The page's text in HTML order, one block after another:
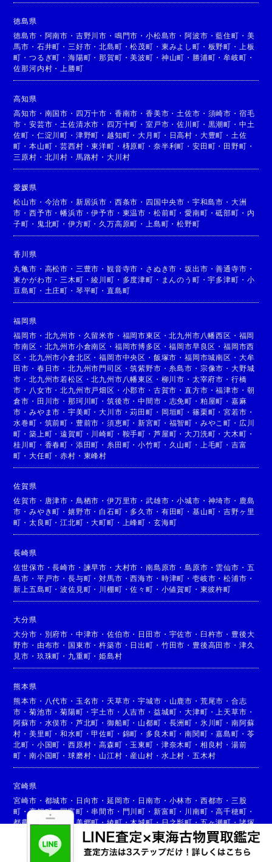
徳島県
徳島市 ・ 阿南市 ・ 吉野川市 ・ 鳴門市 ・小松島市 ・阿波市 ・藍住町 ・ 美
馬市 ・ 石井町 ・ 三好市 ・北島町 ・松茂町 ・ 東みよし町 ・ 板野町 ・
上板
町 ・つるぎ町 ・海陽町 ・那賀町 ・美波町 ・ 神山町 ・ 勝浦町 ・牟岐町 ・
佐那河内村 ・ 上勝町
高知県
高知市 ・ 南国市 ・ 四万十市 ・ 香南市 ・香美市 ・ 土佐市 ・ 須崎市 ・ 宿毛
市 ・安芸市 ・ 土佐清水市 ・ 四万十町 ・室戸市 ・佐川町 ・ 黒潮町 ・ 中土
佐町 ・ 仁淀川町 ・ 津野町 ・ 越知町 ・大月町 ・ 日高村 ・ 大豊町 ・ 土佐
町 ・本山町 ・芸西村 ・東洋町 ・ 梼原町 ・ 奈半利町 ・ 安田町 ・ 田野町 ・
三原村 ・ 北川村 ・ 馬路村 ・大川村
愛媛県
松山市 ・ 今治市 ・ 新居浜市 ・ 西条市 ・ 四国中央市 ・ 宇和島市 ・ 大洲
市 ・西予市 ・幡浜市 ・伊予市 ・ 東温市 ・ 松前町 ・愛南町 ・砥部町 ・ 内
子町 ・ 鬼北町 ・伊方町 ・ 久万高原町 ・ 上島町 ・松野町
香川県
丸亀市 ・ 高松市 ・ 三豊市 ・観音寺市 ・ さぬき市 ・坂出市 ・善通寺市 ・
東かがわ市 ・ 三木町 ・綾川町 ・ 多度津町 ・ まんのう町 ・宇多津町 ・ 小
豆島町 ・ 土庄町 ・ 琴平町 ・直島町
福岡県
福岡市 ・ 北九州市 ・ 久留米市 ・ 福岡市東区 ・北九州市八幡西区 ・ 福岡
市南区 ・ 北九州市小倉南区 ・ 福岡市博多区 ・福岡市早良区 ・福岡市西
区 ・北九州市小倉北区 ・福岡市中央区 ・ 飯塚市 ・福岡市城南区 ・ 大牟
田市 ・ 春日市 ・北九州市門司区 ・筑紫野市 ・ 糸島市 ・ 宗像市 ・ 大野城
市 ・北九州市若松区 ・北九州市八幡東区 ・ 柳川市 ・ 太宰府市 ・ 行橋
市 ・ 八女市 ・北九州市戸畑区 ・ 小郡市 ・ 古賀市 ・直方市 ・福津市 ・ 朝
倉市 ・ 田川市 ・那珂川町 ・筑後市 ・中間市 ・ 志免町 ・ 粕屋町 ・ 嘉麻
市 ・みやま市 ・宇美町 ・大川市 ・苅田町 ・ 岡垣町 ・ 篠栗町 ・宮若市 ・
水巻町 ・ 筑前町 ・ 豊前市 ・須恵町 ・新宮町 ・ 福智町 ・ みやこ町 ・ 広川
町 ・築上町 ・遠賀町 ・ 川崎町 ・ 鞍手町 ・ 芦屋町 ・大刀洗町 ・大木町 ・
桂川町 ・ 香春町 ・ 添田町 ・ 糸田町 ・小竹町 ・ 久山町 ・ 上毛町 ・ 吉富
町 ・大任町 ・赤村 ・ 東峰村
佐賀県
佐賀市 ・ 唐津市 ・ 鳥栖市 ・伊万里市 ・武雄市 ・小城市 ・ 神埼市 ・ 鹿島
市 ・みやき町 ・嬉野市 ・ 白石町 ・ 多久市 ・ 有田町 ・ 基山町 ・吉野ヶ里
町 ・太良町 ・江北町 ・大町町 ・ 上峰町 ・ 玄海町
長崎県
佐世保市 ・長崎市 ・ 諫早市 ・ 大村市 ・南島原市 ・島原市 ・ 雲仙市 ・ 五
島市 ・ 平戸市 ・長与町 ・対馬市 ・西海市 ・ 時津町 ・ 壱岐市 ・松浦市 ・
新上五島町 ・波佐見町 ・ 川棚町 ・佐々町 ・ 小値賀町 ・ 東彼杵町
大分県
大分市 ・ 別府市 ・ 中津市 ・佐伯市 ・ 日田市 ・ 宇佐市 ・ 臼杵市 ・ 豊後大
野市 ・ 由布市 ・ 国東市 ・杵築市 ・ 日出町 ・ 竹田市 ・ 豊後高田市 ・ 津久
見市 ・ 玖珠町 ・ 九重町 ・姫島村
熊本県
熊本市 ・ 八代市 ・ 玉名市 ・ 天草市 ・宇城市 ・ 山鹿市 ・ 荒尾市 ・ 合志
市 ・菊池市 ・菊陽町 ・宇土市 ・ 人吉市 ・ 益城町 ・大津町 ・ 上天草市 ・
阿蘇市 ・ 水俣市 ・ 芦北町 ・御船町 ・ 山都町 ・ 長洲町 ・ 氷川町 ・ 南阿蘇
村 ・美里町 ・和水町 ・甲佐町 ・ 錦町 ・ 多良木町 ・南関町 ・嘉島町 ・ 苓
北町 ・ 小国町 ・西原村 ・高森町 ・ 玉東町 ・ 津奈木町 ・ 相良村 ・ 湯前
町 ・南小国町 ・球磨村 ・ 山江村 ・ 産山村 ・ 水上村 ・ 五木村
宮崎県
宮崎市 ・ 都城市 ・ 日向市 ・延岡市 ・ 日南市 ・ 小林市 ・ 西都市 ・ 三股
町 ・高鍋町・国富町 ・ 串間市 ・ 門川町 ・ 新富町 ・ 川南町 ・高千穂町 ・
都農町
高原町 ・美郷町・綾町・木城町・日之影町・五ヶ瀬町・諸塚
椎葉村・ 西米良村